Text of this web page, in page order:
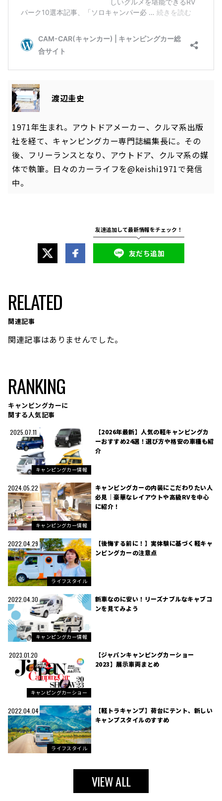
渡辺圭史
1971年生まれ。アウトドアメーカー、クルマ系出版
社を経て、キャンピングカー専門誌編集長に。その
後、フリーランスとなり、アウトドア、クルマ系の媒
体で執筆。日々のカーライフを@keishi1971で発信
中。
友だち追加
RELATED
関連記事
関連記事はありませんでした。
RANKING
キャンピングカーに
関する人気記事
2025.07.11
キャンピングカー情報
【2026年最新】人気の軽キャンピングカ
ーおすすめ24選！選び方や格安の車種も紹
介
2024.05.22
キャンピングカー情報
キャンピングカーの内装にこだわりたい人
必見｜豪華なレイアウトや高級RVを中心
に紹介！
2022.04.29
ライフスタイル
【後悔する前に！】実体験に基づく軽キャ
ンピングカーの注意点
2022.04.30
キャンピングカー情報
新車なのに安い！リーズナブルなキャブコ
ンを見てみよう
2023.01.20
キャンピングカーショー
【ジャパンキャンピングカーショー
2023】展示車両まとめ
2022.04.04
ライフスタイル
【軽トラキャンプ】荷台にテント、新しい
キャンプスタイルのすすめ
VIEW ALL